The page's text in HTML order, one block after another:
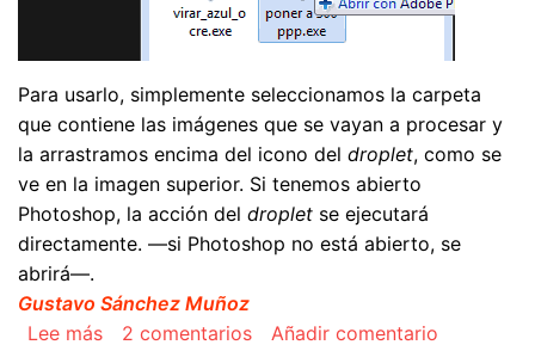
Para usarlo, simplemente seleccionamos la carpeta
que contiene las imágenes que se vayan a procesar y
la arrastramos encima del icono del droplet, como se
ve en la imagen superior. Si tenemos abierto
Photoshop, la acción del droplet se ejecutará
directamente. —si Photoshop no está abierto, se
abrirá—.
Gustavo Sánchez Muñoz
Lee mássobre Los 'droplets' de Photoshop
2 comentarios Añadir comentario